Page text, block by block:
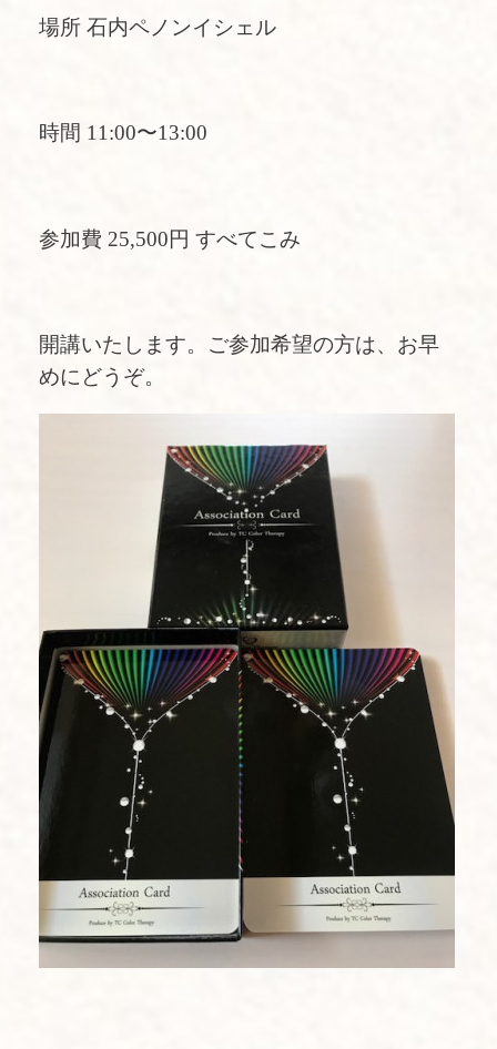
場所 石内ペノンイシェル
時間 11:00〜13:00
参加費 25,500円 すべてこみ
開講いたします。ご参加希望の方は、お早
めにどうぞ。